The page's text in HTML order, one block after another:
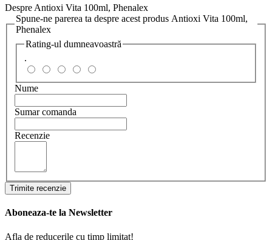
Despre Antioxi Vita 100ml, Phenalex
Spune-ne parerea ta despre acest produs Antioxi Vita 100ml,
Phenalex
Rating-ul dumneavoastră
.
Nume
Sumar comanda
Recenzie
Trimite recenzie
Aboneaza-te la Newsletter
Afla de reducerile cu timp limitat!